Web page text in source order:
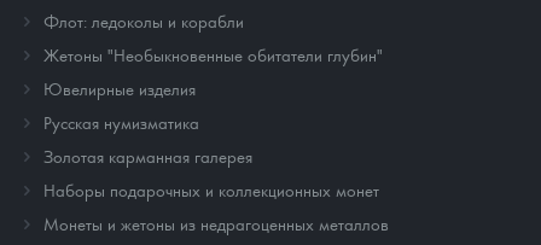
Флот: ледоколы и корабли
Жетоны "Необыкновенные обитатели глубин"
Ювелирные изделия
Русская нумизматика
Золотая карманная галерея
Наборы подарочных и коллекционных монет
Монеты и жетоны из недрагоценных металлов